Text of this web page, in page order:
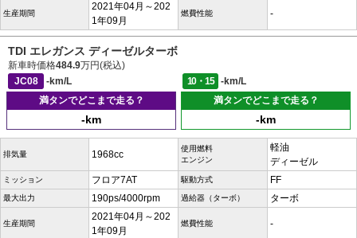
生産期間
2021年04月～202
1年09月
燃費性能 -
TDI エレガンス ディーゼルターボ
新車時価格484.9万円(税込)
JC08
-km/L 10・15
-km/L
満タンでどこまで走る？
-km
満タンでどこまで走る？
-km
排気量 1968cc
使用燃料
エンジン
軽油
ディーゼル
ミッション フロア7AT 駆動方式 FF
最大出力 190ps/4000rpm 過給器（ターボ） ターボ
生産期間
2021年04月～202
1年09月
燃費性能 -